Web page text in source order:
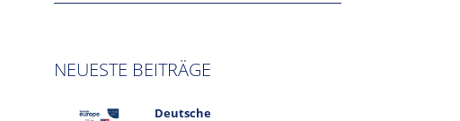
NEUESTE BEITRÄGE
Deutsche